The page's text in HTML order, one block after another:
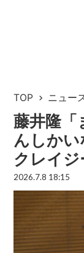
TOP ニュー
藤井隆「
んしか
クレイジ
2026.7.8 18:15